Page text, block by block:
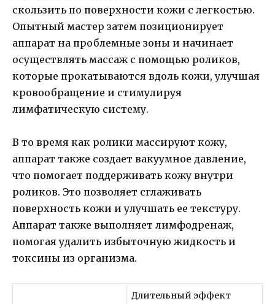
скользить по поверхности кожи с легкостью.
Опытный мастер затем позиционирует
аппарат на проблемные зоны и начинает
осуществлять массаж с помощью роликов,
которые прокатываются вдоль кожи, улучшая
кровообращение и стимулируя
лимфатическую систему.
В то время как ролики массируют кожу,
аппарат также создает вакуумное давление,
что помогает поддерживать кожу внутри
роликов. Это позволяет сглаживать
поверхность кожи и улучшать ее текстуру.
Аппарат также выполняет лимфодренаж,
помогая удалить избыточную жидкость и
токсины из организма.
Длительный эффект